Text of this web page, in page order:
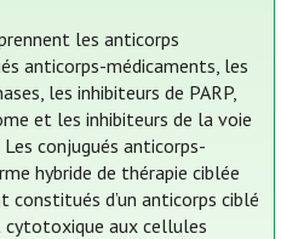
les anticorps
anticorps-médicaments, les
les inhibiteurs de PARP,
et les inhibiteurs de la voie
Les conjugués anticorps-
hybride de thérapie ciblée
d’un anticorps ciblé
cytotoxique aux cellules